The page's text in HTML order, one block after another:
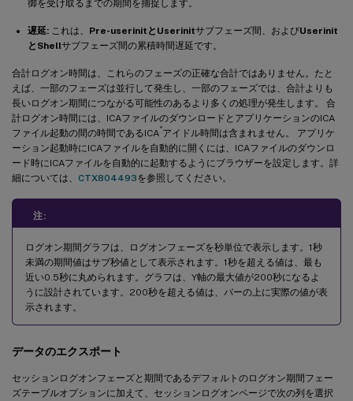
御を受け取るまでの期間を捕捉します。
遅延: これは、 Pre-userinitとUserinitサブフェーズ間、およびUserinit
とShellサブフェーズ間の累積時間遅延です。
合計ログオン時間は、これらのフェーズの正確な合計ではありません。たと
えば、一部のフェーズは並行して発生し、一部のフェーズでは、合計よりも
長いログオン期間につながる可能性のあるより多くの処理が発生します。 合
計ログオン時間には、ICAファイルのダウンロードとアプリケーションのICA
ファイル起動の間の時間であるICA®アイドル時間は含まれません。 アプリケ
ーション起動時にICAファイルを自動的に開くには、ICAファイルのダウンロ
ード時にICAファイルを自動的に起動するようにブラウザーを設定します。詳
細については、 CTX804493を参照してください。
注:
ログオン期間グラフは、ログオンフェーズを秒単位で表示します。1秒
未満の期間値はサブ秒値として表示されます。1秒を超える値は、最も
近い0.5秒に丸められます。グラフは、Y軸の最大値が200秒になるよ
うに設計されています。200秒を超える値は、バーの上に実際の値が表
示されます。
データのエクスポート
セッションログオンフェーズと期間であるデフォルトのログオン期間フェー
ズテーブルオプションに加えて、セッションログオンページで次の列を選択